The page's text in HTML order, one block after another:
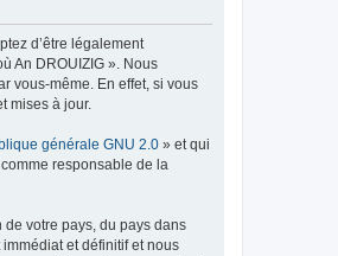
d’être légalement
An DROUIZIG ». Nous
vous-même. En effet, si vous
mises à jour.
générale GNU 2.0 » et qui
responsable de la
votre pays, du pays dans
et définitif et nous